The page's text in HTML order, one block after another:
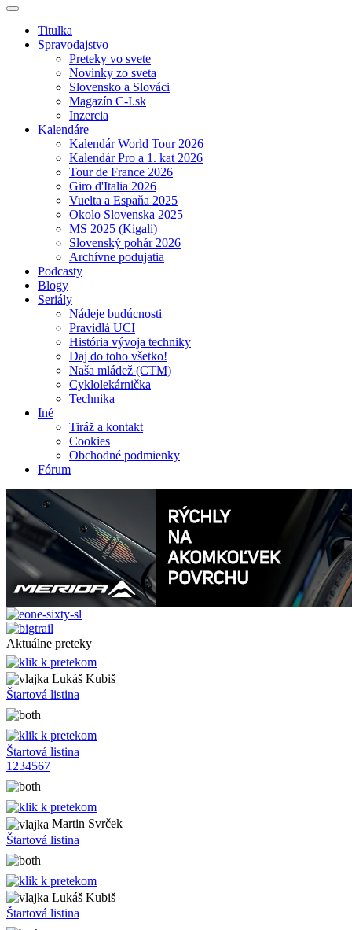
Titulka
Spravodajstvo
Preteky vo svete
Novinky zo sveta
Slovensko a Slováci
Magazín C-I.sk
Inzercia
Kalendáre
Kalendár World Tour 2026
Kalendár Pro a 1. kat 2026
Tour de France 2026
Giro d'Italia 2026
Vuelta a Espaňa 2025
Okolo Slovenska 2025
MS 2025 (Kigali)
Slovenský pohár 2026
Archívne podujatia
Podcasty
Blogy
Seriály
Nádeje budúcnosti
Pravidlá UCI
História vývoja techniky
Daj do toho všetko!
Naša mládež (CTM)
Cyklolekárnička
Technika
Iné
Tiráž a kontakt
Cookies
Obchodné podmienky
Fórum
Aktuálne preteky
Lukáš Kubiš
Štartová listina
Štartová listina
1 234567
Martin Svrček
Štartová listina
Lukáš Kubiš
Štartová listina